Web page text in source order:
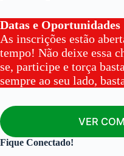
Datas e Oportunidades
As inscrições estão
tempo! Não deixe essa
se, participe e torça
sempre ao seu lado,
VER
Fique Conectado!